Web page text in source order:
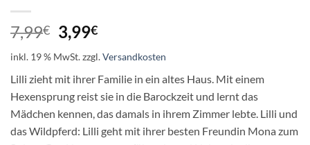
7,99€ Ursprünglicher
Preis
war:
7,99€
3,99€Aktueller
ist:
3,99€.
inkl. 19 % MwSt.zzgl.Versandkosten
Lilli zieht mit ihrer Familie in ein altes Haus. Mit einem
Hexensprung reist sie in die Barockzeit und lernt das
Mädchen kennen, das damals in ihrem Zimmer lebte. Lilli und
das Wildpferd: Lilli geht mit ihrer besten Freundin Mona zum